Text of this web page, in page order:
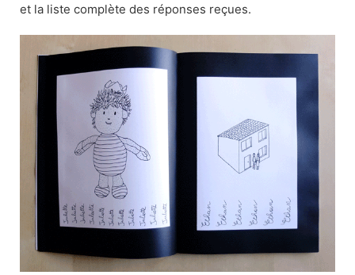
et la liste complète des réponses reçues.